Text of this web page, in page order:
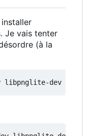
Je vais tenter
(à la